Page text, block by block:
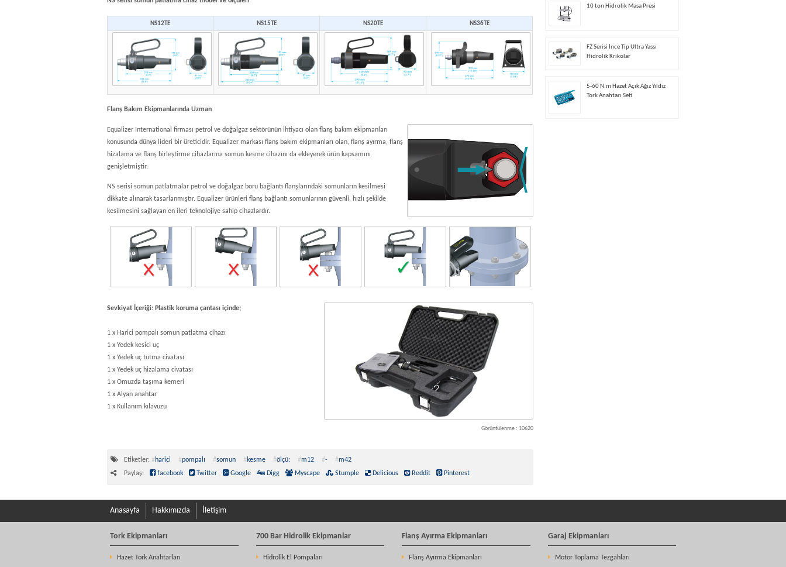
NS12TE NS15TE NS20TE NS36TE
Flanş Bakım Ekipmanlarında Uzman
Equalizer International firması petrol ve doğalgaz sektörünün ihtiyacı olan flanş bakım ekipmanları
konusunda dünya lideri bir üreticidir. Equalizer markası flanş bakım ekipmanları olan, flanş ayırma, flanş
hizalama ve flanş birleştirme cihazlarına somun kesme cihazını da ekleyerek ürün kapsamını
genişletmiştir.
NS serisi somun patlatmalar petrol ve doğalgaz boru bağlantı flanşlarındaki somunların kesilmesi
dikkate alınarak tasarlanmıştır. Equalizer ürünleri flanş bağlantı somunlarının güvenli, hızlı şekilde
kesilmesini sağlayan en ileri teknolojiye sahip cihazlardır.
Sevkiyat İçeriği: Plastik koruma çantası içinde;
1 x Harici pompalı somun patlatma cihazı
1 x Yedek kesici uç
1 x Yedek uç tutma civatası
1 x Yedek uç hizalama civatası
1 x Omuzda taşıma kemeri
1 x Alyan anahtar
1 x Kullanım kılavuzu
Görüntülenme : 10620
Etiketler: # harici #pompalı #somun #kesme #ölçü: #m12 #- #m42
Paylaş:
facebook Twitter Google Digg Myscape Stumple Delicious Reddit Pinterest
10 ton Hidrolik Masa Presi
FZ Serisi İnce Tip Ultra Yassı
Hidrolik Krikolar
5-60 N.m Hazet Açık Ağız Yıldız
Tork Anahtarı Seti
Anasayfa Hakkımızda İletişim
Tork Ekipmanları
Hazet Tork Anahtarları
700 Bar Hidrolik Ekipmanlar
Hidrolik El Pompaları
Flanş Ayırma Ekipmanları
Flanş Ayırma Ekipmanları
Garaj Ekipmanları
Motor Toplama Tezgahları